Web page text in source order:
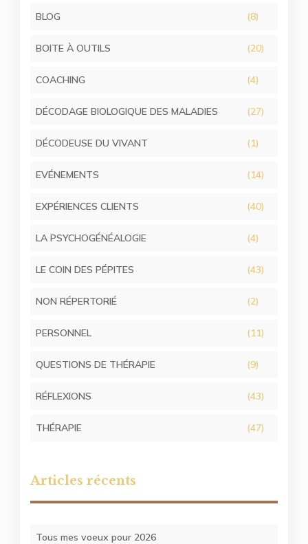
BLOG (8)
BOITE À OUTILS (20)
COACHING (4)
DÉCODAGE BIOLOGIQUE DES MALADIES (27)
DÉCODEUSE DU VIVANT (1)
EVÉNEMENTS (14)
EXPÉRIENCES CLIENTS (40)
LA PSYCHOGÉNÉALOGIE (4)
LE COIN DES PÉPITES (43)
NON RÉPERTORIÉ (2)
PERSONNEL (11)
QUESTIONS DE THÉRAPIE (9)
RÉFLEXIONS (43)
THÉRAPIE (47)
Articles récents
Tous mes voeux pour 2026